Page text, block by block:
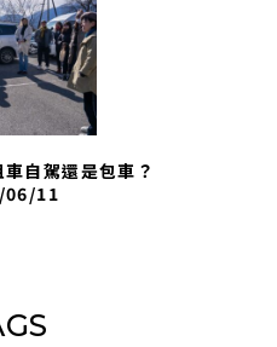
自駕還是包車？
06/11